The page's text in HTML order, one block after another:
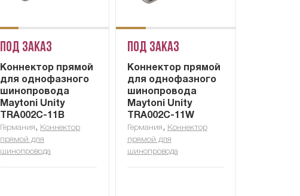
Под заказ
Коннектор прямой
для однофазного
шинопровода
Maytoni Unity
TRA002C-11B
Германия , Коннектор
прямой для
шинопровода
Под заказ
Коннектор прямой
для однофазного
шинопровода
Maytoni Unity
TRA002C-11W
Германия , Коннектор
прямой для
шинопровода